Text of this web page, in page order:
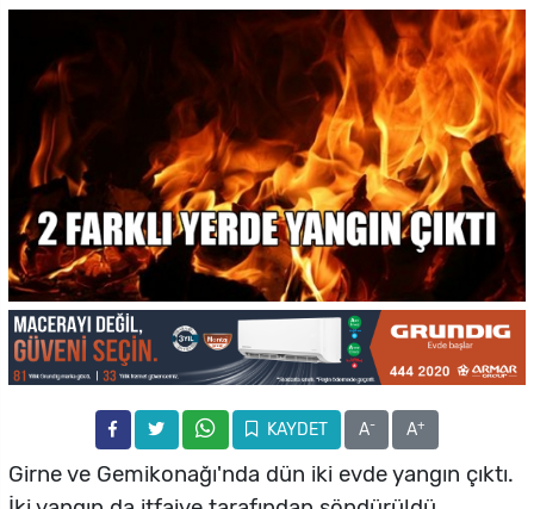
KAYDET A- A+
Girne ve Gemikonağı'nda dün iki evde yangın çıktı.